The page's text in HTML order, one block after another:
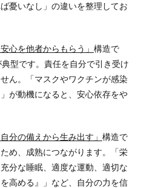
憂いなし」の違いを整理してお
安心を他者からもらう」 構造で
型です。責任を自分で引き受け
ん。「マスクやワクチンが感染
が動機になると、安心依存をや
自分の備えから生み出す」 構造で
め、成熟につながります。「栄
分な睡眠、適度な運動、適切な
高める』」など、自分の力を信